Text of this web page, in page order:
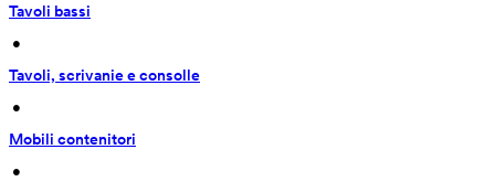
Tavoli bassi
•
Tavoli, scrivanie e consolle
•
Mobili contenitori
•